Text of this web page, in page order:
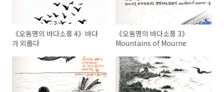
《오동명의 바다소풍 4》바다
가 외롭다
《오동명의 바다소풍 3》
Mountains of Mourne